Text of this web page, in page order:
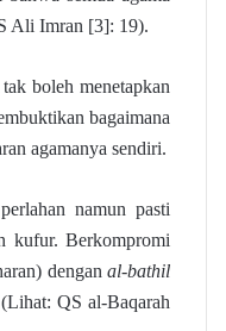
Ali Imran [3]: 19).
boleh menetapkan
bagaimana
agamanya sendiri.
namun pasti
kufur. Berkompromi
denganal-bathil
QS al-Baqarah